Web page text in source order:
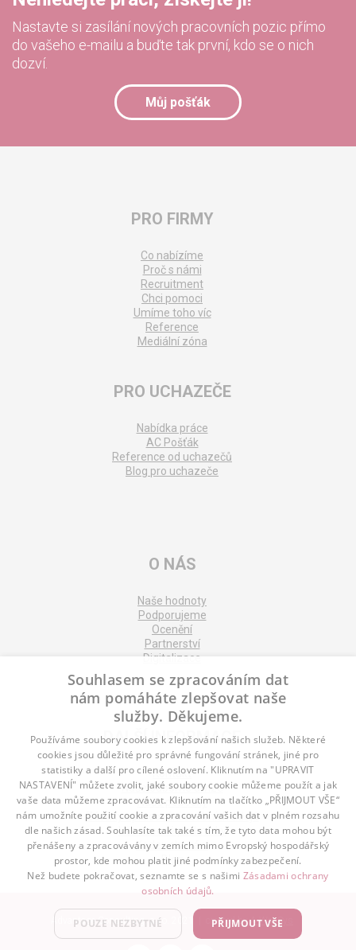
Nastavte si zasílání nových pracovních pozic přímo
do vašeho e-mailu a buďte tak první, kdo se o nich
dozví.
Můj pošťák
PRO FIRMY
Co nabízíme
Proč s námi
Recruitment
Chci pomoci
Umíme toho víc
Reference
Mediální zóna
PRO UCHAZEČE
Nabídka práce
AC Pošťák
Reference od uchazečů
Blog pro uchazeče
O NÁS
Naše hodnoty
Podporujeme
Ocenění
Partnerství
Digitalizace
DALŠÍ INFORMACE
Kontakt
Naše odborné divize
Naše pobočky
Zásady zpracování osobních údajů
Všeobecné podmínky
Kodex chování
Blog
Advantage Consulting, s.r.o. 2021 | created byA-WebSys
Souhlasem se zpracováním dat
nám pomáháte zlepšovat naše
služby. Děkujeme.
Používáme soubory cookies k zlepšování našich služeb. Některé
cookies jsou důležité pro správné fungování stránek, jiné pro
statistiky a další pro cílené oslovení. Kliknutím na "UPRAVIT
NASTAVENÍ" můžete zvolit, jaké soubory cookie můžeme použít a jak
vaše data můžeme zpracovávat. Kliknutím na tlačítko „PŘIJMOUT VŠE“
nám umožníte použití cookie a zpracování vašich dat v plném rozsahu
dle našich zásad. Souhlasíte tak také s tím, že tyto data mohou být
přenášeny a zpracovávány v zemích mimo Evropský hospodářský
prostor, kde mohou platit jiné podmínky zabezpečení.
Než budete pokračovat, seznamte se s našimi Zásadami ochrany
osobních údajů.
PŘIJMOUT VŠE
POUZE NEZBYTNÉ